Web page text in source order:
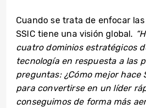
Cuando se trata de enfocar las
SSIC tiene una visión global.
cuatro dominios estratégicos
tecnología en respuesta a las
preguntas: ¿Cómo mejor hace
para convertirse en un líder
conseguimos de forma más